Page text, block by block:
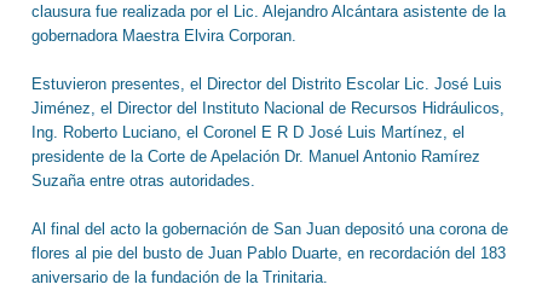
clausura fue realizada por el Lic. Alejandro Alcántara asistente de la
gobernadora Maestra Elvira Corporan.
Estuvieron presentes, el Director del Distrito Escolar Lic. José Luis
Jiménez, el Director del Instituto Nacional de Recursos Hidráulicos,
Ing. Roberto Luciano, el Coronel E R D José Luis Martínez, el
presidente de la Corte de Apelación Dr. Manuel Antonio Ramírez
Suzaña entre otras autoridades.
Al final del acto la gobernación de San Juan depositó una corona de
flores al pie del busto de Juan Pablo Duarte, en recordación del 183
aniversario de la fundación de la Trinitaria.